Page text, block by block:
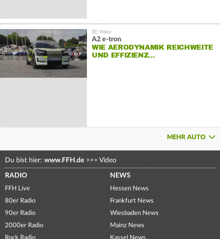
A2 e-tron
WIE AERODYNAMIK REICHWEITE
UND EFFIZIENZ…
MEHR AUTO
Du bist hier: www.FFH.de >>> Video
RADIO
FFH Live
80er Radio
90er Radio
2000er Radio
Rock Radio
NEWS
Hessen News
Frankfurt News
Wiesbaden News
Mainz News
Kassel News